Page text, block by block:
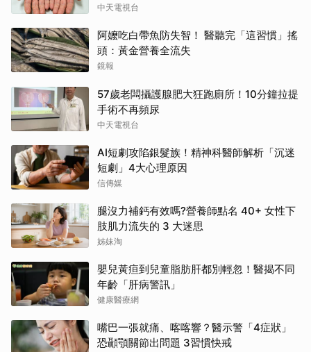
中天電視台
阿嬤吃白帶魚防失智！ 醫聽完「這習慣」搖
頭：黃金營養全流失
鏡報
57歲老闆攝護腺肥大狂跑廁所！10分鐘拉提
手術不再頻尿
中天電視台
AI短劇攻陷銀髮族！精神科醫師解析「沉迷
短劇」4大心理原因
信傳媒
腿沒力補鈣有效嗎?營養師點名 40+ 女性下
肢肌力流失的 3 大迷思
姊妹淘
嬰兒黃疸到兒童脂肪肝都別輕忽！醫揭不同
年齡「肝病警訊」
健康醫療網
嘴巴一張就痛、喀喀響？醫示警「4症狀」
恐顳顎關節出問題 3習慣快戒